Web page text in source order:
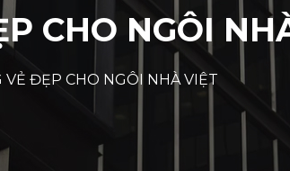
CHO NGÔI
VẺ ĐẸP CHO NGÔI NHÀ VIỆT